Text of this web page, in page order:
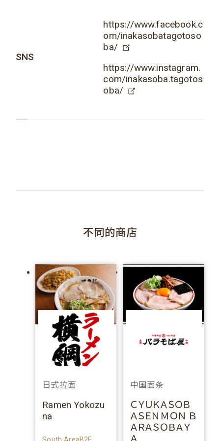
SNS
https://www.facebook.c
om/inakasobatagotoso
ba/
https://www.instagram.
com/inakasoba.tagotos
oba/
不同的商店
日式拉面
Ramen Yokozu
na
South AreaB2F
中国面条
ＣＹＵＫＡＳＯＢ
ＡＳＥＮＭＯＮ Ｂ
ＡＲＡＳＯＢＡＹ